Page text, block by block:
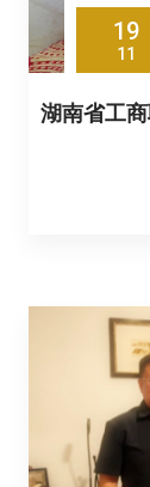
19
11
湖南省工